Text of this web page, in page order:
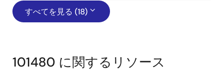
すべてを見る (18)
101480 に関するリソース